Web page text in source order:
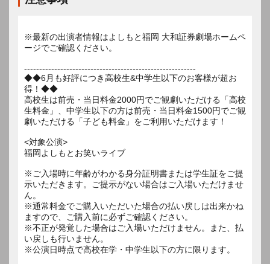
※最新の出演者情報はよしもと福岡 大和証券劇場ホームペ
ージでご確認ください。
---------------------------------------------------------
◆◆6月も好評につき高校生&中学生以下のお客様が超お
得！◆◆
高校生は前売・当日料金2000円でご観劇いただける「高校
生料金」、中学生以下の方は前売・当日料金1500円でご観
劇いただける「子ども料金」をご利用いただけます！
<対象公演>
福岡よしもとお笑いライブ
※ご入場時に年齢がわかる身分証明書または学生証をご提
示いただきます。ご提示がない場合はご入場いただけませ
ん。
※通常料金でご購入いただいた場合の払い戻しは出来かね
ますので、ご購入前に必ずご確認ください。
※不正が発覚した場合はご入場いただけません。また、払
い戻しも行いません。
※公演日時点で高校在学・中学生以下の方に限ります。